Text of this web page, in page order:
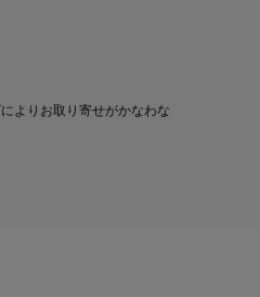
よりお取り寄せがかなわな